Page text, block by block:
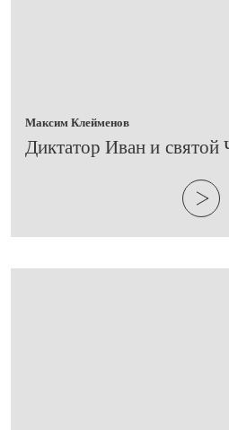
Максим Клейменов
Диктатор Иван и святой